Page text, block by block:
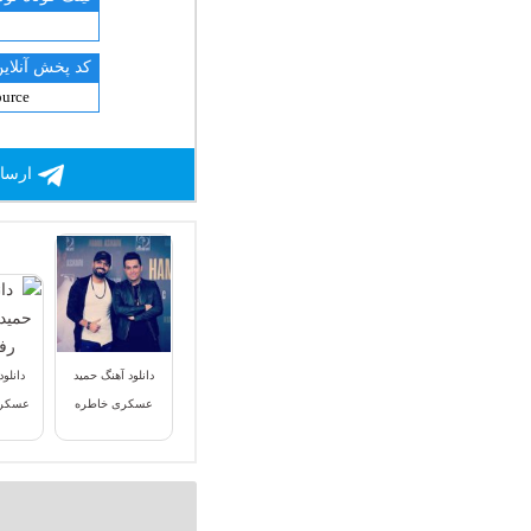
کد پخش
دانلود آهنگ حمید
عسکری خاطره